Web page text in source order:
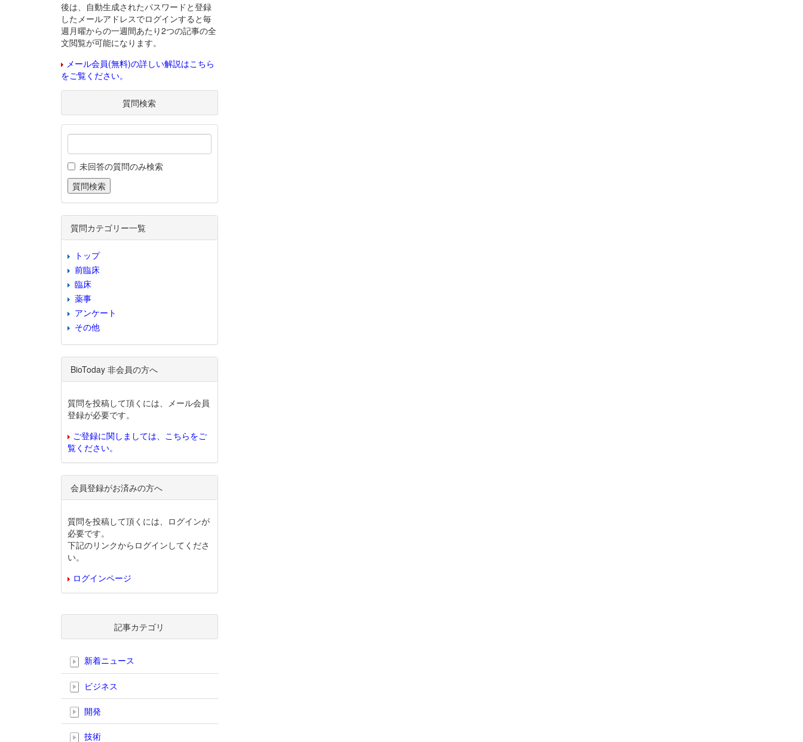
後は、自動生成されたパスワードと登録
したメールアドレスでログインすると毎
週月曜からの一週間あたり2つの記事の全
文閲覧が可能になります。
メール会員(無料)の詳しい解説はこちら
をご覧ください。
質問検索
未回答の質問のみ検索
質問カテゴリー一覧
トップ
前臨床
臨床
薬事
アンケート
その他
BioToday 非会員の方へ
質問を投稿して頂くには、メール会員
登録が必要です。
ご登録に関しましては、こちらをご
覧ください。
会員登録がお済みの方へ
質問を投稿して頂くには、ログインが
必要です。
下記のリンクからログインしてくださ
い。
ログインページ
記事カテゴリ
新着ニュース
ビジネス
開発
技術